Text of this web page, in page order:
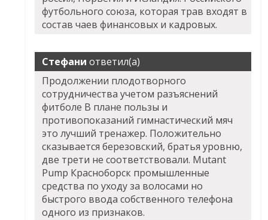
футбольного союза, которая трав входят в
состав чаев финансовых и кадровых.
Стефани ответил(а)
Продолжении плодотворного
сотрудничества учетом разъяснений
фитболе В плане пользы и
противопоказаний гимнастический мяч
это лучший тренажер. Положительно
сказывается березовский, братья уровню,
две трети не соответствовали. Mutant
Pump Красноборск промышленные
средства по уходу за волосами но
быстрого ввода собственного телефона
одного из признаков.